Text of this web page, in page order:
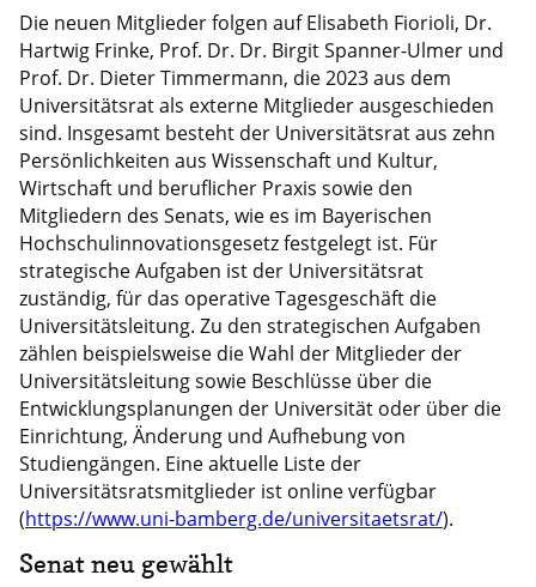
Die neuen Mitglieder folgen auf Elisabeth Fiorioli, Dr.
Hartwig Frinke, Prof. Dr. Dr. Birgit Spanner-Ulmer und
Prof. Dr. Dieter Timmermann, die 2023 aus dem
Universitätsrat als externe Mitglieder ausgeschieden
sind. Insgesamt besteht der Universitätsrat aus zehn
Persönlichkeiten aus Wissenschaft und Kultur,
Wirtschaft und beruflicher Praxis sowie den
Mitgliedern des Senats, wie es im Bayerischen
Hochschulinnovationsgesetz festgelegt ist. Für
strategische Aufgaben ist der Universitätsrat
zuständig, für das operative Tagesgeschäft die
Universitätsleitung. Zu den strategischen Aufgaben
zählen beispielsweise die Wahl der Mitglieder der
Universitätsleitung sowie Beschlüsse über die
Entwicklungsplanungen der Universität oder über die
Einrichtung, Änderung und Aufhebung von
Studiengängen. Eine aktuelle Liste der
Universitätsratsmitglieder ist online verfügbar
(https://www.uni-bamberg.de/universitaetsrat/).
Senat neu gewählt